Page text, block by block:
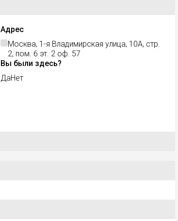
Адрес
Москва, 1-я Владимирская улица, 10А, стр.
2, пом. 6 эт. 2 оф. 57
Вы были здесь?
ДаНет